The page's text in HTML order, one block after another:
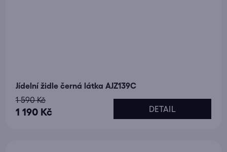
Jídelní židle černá látka AJZ139C
1 190 Kč
1 590 Kč
DETAIL